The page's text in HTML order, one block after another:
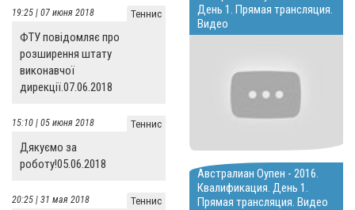
Теннис
19:25 | 07 июня 2018
ФТУ повідомляє про
розширення штату
виконавчої
дирекції.07.06.2018
Теннис
15:10 | 05 июня 2018
Дякуємо за
роботу!05.06.2018
Теннис
20:25 | 31 мая 2018
День 1. Прямая трансляция.
Видео
Австралиан Оупен - 2016.
Квалификация. День 1.
Прямая трансляция. Видео